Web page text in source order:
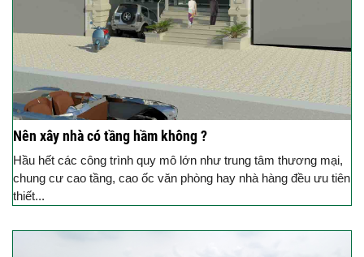
Nên xây nhà có tầng hầm không ?
Hầu hết các công trình quy mô lớn như trung tâm thương mại,
chung cư cao tầng, cao ốc văn phòng hay nhà hàng đều ưu tiên
thiết...